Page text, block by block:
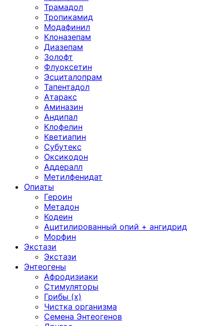
Трамадол
Тропикамид
Модафинил
Клоназепам
Диазепам
Золофт
Флуоксетин
Эсциталопрам
Тапентадол
Атаракс
Аминазин
Андипал
Клофелин
Кветиапин
Субутекс
Оксикодон
Аддералл
Метилфенидат
Опиаты
Героин
Метадон
Кодеин
Ацитилированный опий + ангидрид
Морфин
Экстази
Экстази
Энтеогены
Афродизиаки
Стимуляторы
Грибы (х)
Чистка организма
Семена Энтеогенов